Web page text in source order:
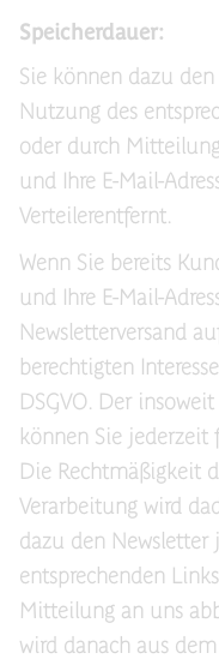
Speicherdauer:
Sie können dazu
Nutzung des
oder durch
und Ihre E-Mail-
Verteilerentfernt.
Wenn Sie bereits
und Ihre E-Mail-
Newsletterversand
berechtigten
DSGVO. Der
können Sie
Die Rechtmäßigkeit
Verarbeitung wird
dazu den
entsprechenden
Mitteilung an uns
wird danach aus